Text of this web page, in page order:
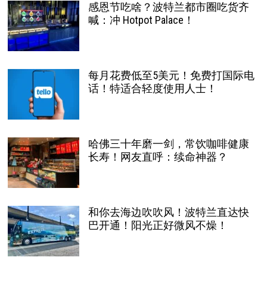
感恩节吃啥？波特兰都市圈吃货齐
喊：冲 Hotpot Palace！
每月花费低至5美元！免费打国际电
话！特适合轻度使用人士！
哈佛三十年磨一剑，常饮咖啡健康
长寿！网友直呼：续命神器？
和你去海边吹吹风！波特兰直达快
巴开通！阳光正好微风不燥！